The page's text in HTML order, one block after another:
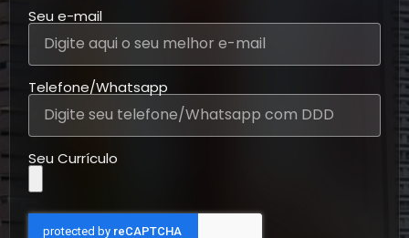
Seu e-mail
Telefone/Whatsapp
Seu Currículo